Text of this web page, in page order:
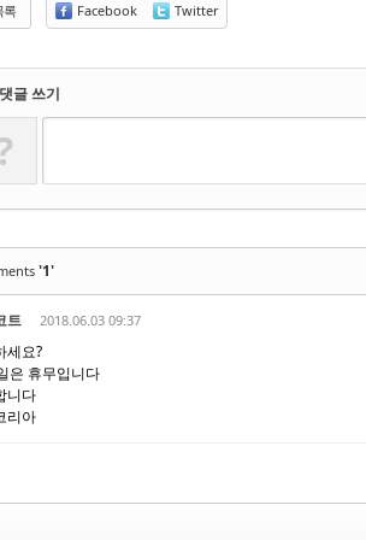
록 Facebook Twitter
댓글 쓰기
'1'
트 2018.06.03 09:37
세요?
은 휴무입니다
니다
리아
스케치북5
스케치북5